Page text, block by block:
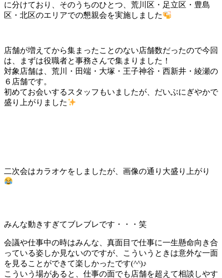
に分けており、そのうちのひとつ、荒川区・足立区・豊島
区・北区のエリアでの懇親会を実施しました
店舗が増えてから集まったことのない店舗数だったので今回
は、まずは役職者と事務さんで集まりました！
対象店舗は、荒川・田端・大塚・王子神谷・西新井・綾瀬の
６店舗です。
初めてお会いするスタッフもいましたが、だいぶにぎやかで
盛り上がりました
二次会はカラオケをしましたが、画像の通り大盛り上がり
みんな動きすぎてブレブレです・・・笑
会議や仕事中の時はみんな、真面目で仕事に一生懸命向き合
っている姿しか見ないのですが、こういうときは意外な一面
を見ることができて楽しかったです(^^)♪
こういう場があると、仕事の面でも店舗を超えて相談しやす